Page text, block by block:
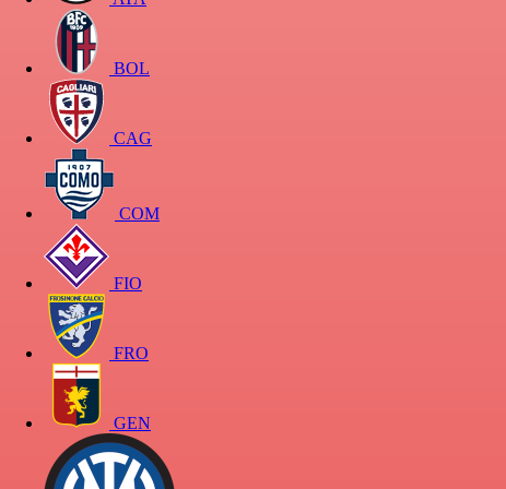
BOL
CAG
COM
FIO
FRO
GEN